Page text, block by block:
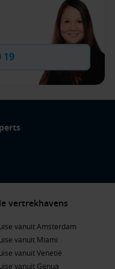
19
vertrekhavens
vanuit Amsterdam
vanuit Miami
vanuit Venetië
vanuit Genua